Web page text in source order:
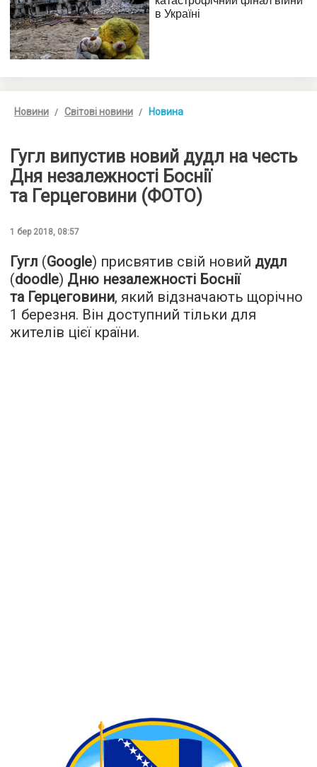
Новини Світові новини Новина
Гугл випустив новий дудл на честь
Дня незалежності Боснії
та Герцеговини (ФОТО)
1 бер 2018, 08:57
Гугл (Google) присвятив свій новий дудл
(doodle) Дню незалежності Боснії
та Герцеговини, який відзначають щорічно
1 березня. Він доступний тільки для
жителів цієї країни.